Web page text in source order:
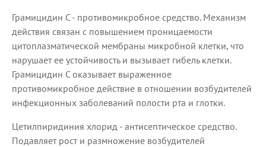
Грамицидин С - противомикробное средство. Механизм
действия связан с повышением проницаемости
цитоплазматической мембраны микробной клетки, что
нарушает ее устойчивость и вызывает гибель клетки.
Грамицидин С оказывает выраженное
противомикробное действие в отношении возбудителей
инфекционных заболеваний полости рта и глотки.
Цетилпиридиния хлорид - антисептическое средство.
Подавляет рост и размножение возбудителей